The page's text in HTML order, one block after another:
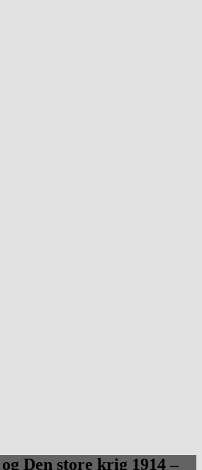
Den store krig 1914 –